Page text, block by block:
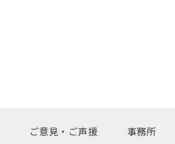
ご意見・ご声援 事務所